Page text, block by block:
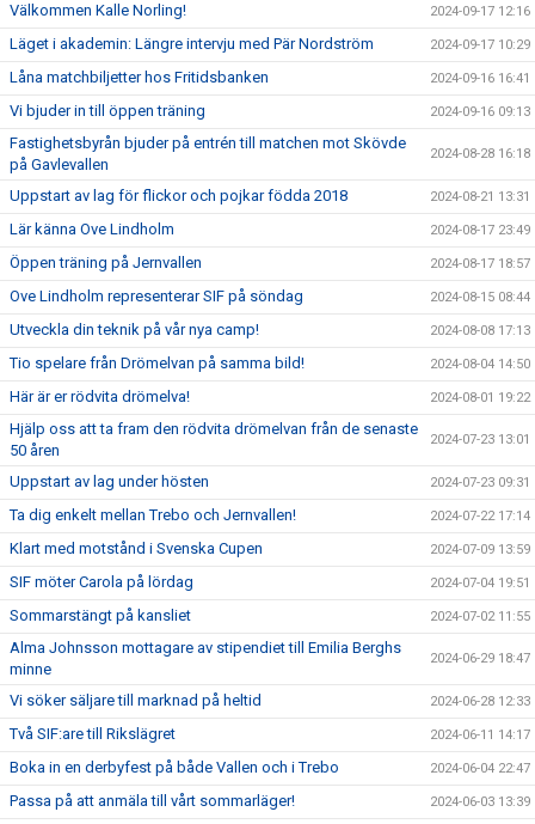
Välkommen Kalle Norling! 2024-09-17 12:16
Läget i akademin: Längre intervju med Pär Nordström 2024-09-17 10:29
Låna matchbiljetter hos Fritidsbanken 2024-09-16 16:41
Vi bjuder in till öppen träning 2024-09-16 09:13
Fastighetsbyrån bjuder på entrén till matchen mot Skövde
på Gavlevallen
2024-08-28 16:18
Uppstart av lag för flickor och pojkar födda 2018 2024-08-21 13:31
Lär känna Ove Lindholm 2024-08-17 23:49
Öppen träning på Jernvallen 2024-08-17 18:57
Ove Lindholm representerar SIF på söndag 2024-08-15 08:44
Utveckla din teknik på vår nya camp! 2024-08-08 17:13
Tio spelare från Drömelvan på samma bild! 2024-08-04 14:50
Här är er rödvita drömelva! 2024-08-01 19:22
Hjälp oss att ta fram den rödvita drömelvan från de senaste
50 åren
2024-07-23 13:01
Uppstart av lag under hösten 2024-07-23 09:31
Ta dig enkelt mellan Trebo och Jernvallen! 2024-07-22 17:14
Klart med motstånd i Svenska Cupen 2024-07-09 13:59
SIF möter Carola på lördag 2024-07-04 19:51
Sommarstängt på kansliet 2024-07-02 11:55
Alma Johnsson mottagare av stipendiet till Emilia Berghs
minne
2024-06-29 18:47
Vi söker säljare till marknad på heltid 2024-06-28 12:33
Två SIF:are till Rikslägret 2024-06-11 14:17
Boka in en derbyfest på både Vallen och i Trebo 2024-06-04 22:47
Passa på att anmäla till vårt sommarläger! 2024-06-03 13:39